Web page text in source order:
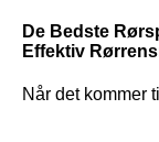
De Bedste
Effektiv
Når det kommer